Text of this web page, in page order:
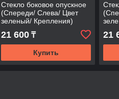
Стекло боковое опускное
(Спереди/ Слева/ Цвет
зеленый/ Крепления)
Nissan Almera 12-19 /
Bluebird Syl
21 600₸
Купить
21